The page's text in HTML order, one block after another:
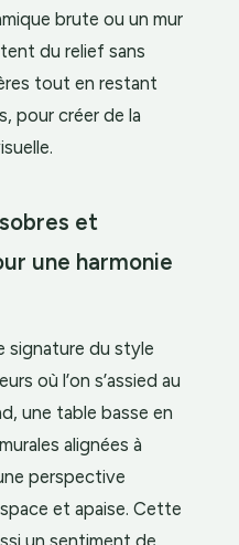
brute ou un mur
du relief sans
tout en restant
pour créer de la
et
une harmonie
signature du style
où l’on s’assied au
une table basse en
alignées à
perspective
et apaise. Cette